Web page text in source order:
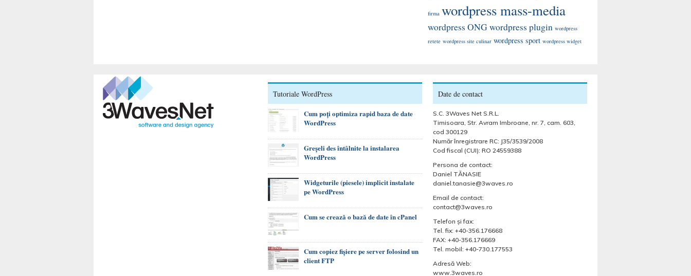
firma wordpress mass-media
wordpress ONGwordpress plugin wordpress
retete wordpress site culinar wordpress sport wordpress widget
Tutoriale WordPress
Cum poți optimiza rapid baza de date
WordPress
Greșeli des întâlnite la instalarea
WordPress
Widgeturile (piesele) implicit instalate
pe WordPress
Cum se crează o bază de date în cPanel
Cum copiez fișiere pe server folosind un
client FTP
Date de contact
S.C. 3Waves Net S.R.L.
Timisoara, Str. Avram Imbroane, nr. 7, cam. 603,
cod 300129
Număr înregistrare RC: J35/3539/2008
Cod fiscal (CUI): RO 24559388
Persona de contact:
Daniel TĂNASIE
daniel.tanasie@3waves.ro
Email de contact:
contact@3waves.ro
Telefon şi fax:
Tel. fix: +40-356.176668
FAX: +40-356.176669
Tel. mobil: +40-730.177553
Adresă Web:
www.3waves.ro